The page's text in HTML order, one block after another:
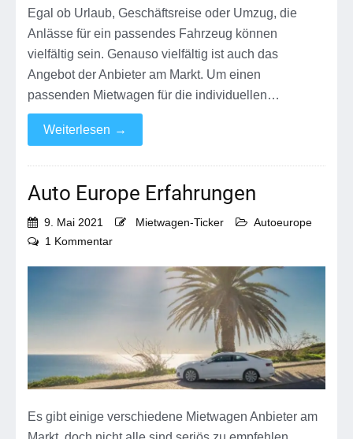
Egal ob Urlaub, Geschäftsreise oder Umzug, die
Anlässe für ein passendes Fahrzeug können
vielfältig sein. Genauso vielfältig ist auch das
Angebot der Anbieter am Markt. Um einen
passenden Mietwagen für die individuellen…
Weiterlesen →
Auto Europe Erfahrungen
9. Mai 2021 Mietwagen-Ticker
Autoeurope
1 Kommentarzu
Erfahrungen
Es gibt einige verschiedene Mietwagen Anbieter am